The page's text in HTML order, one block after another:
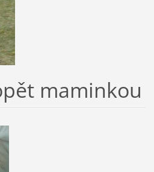
maminkou